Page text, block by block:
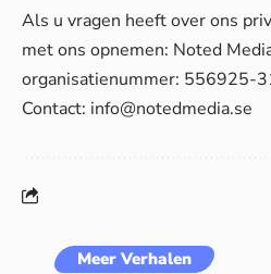
Als u vragen heeft over ons
met ons opnemen: Noted
organisatienummer: 556925-
Contact: info@notedmedia.se
Meer Verhalen